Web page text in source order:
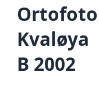
Ortofoto
Kvaløya
B 2002